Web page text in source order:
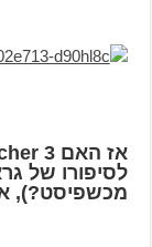
אז האם 3
לסיפורו של
מכשפיסט?),